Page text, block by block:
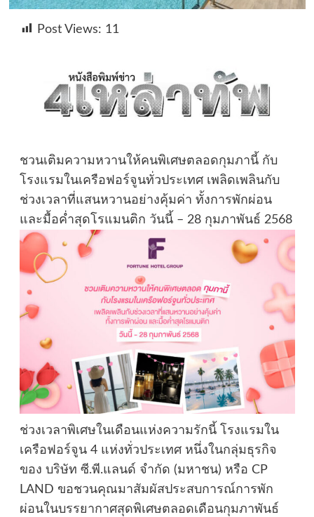
Post Views: 11
ชวนเติมความหวานให้คนพิเศษตลอดกุมภานี้ กับ
โรงแรมในเครือฟอร์จูนทั่วประเทศ เพลิดเพลินกับ
ช่วงเวลาที่แสนหวานอย่างคุ้มค่า ทั้งการพักผ่อน
และมื้อค่ำสุดโรแมนติก วันนี้ – 28 กุมภาพันธ์ 2568
ช่วงเวลาพิเศษในเดือนแห่งความรักนี้ โรงแรมใน
เครือฟอร์จูน 4 แห่งทั่วประเทศ หนึ่งในกลุ่มธุรกิจ
ของ บริษัท ซี.พี.แลนด์ จำกัด (มหาชน) หรือ CP
LAND ขอชวนคุณมาสัมผัสประสบการณ์การพัก
ผ่อนในบรรยากาศสุดพิเศษตลอดเดือนกุมภาพันธ์